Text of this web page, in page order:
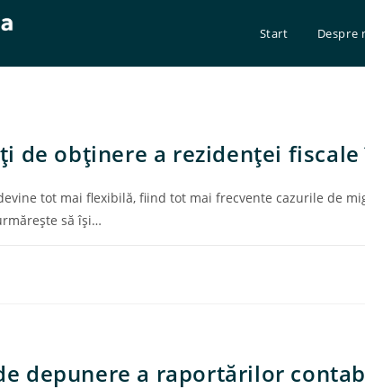
Start Despre
de obţinere a rezidenţei fiscale
tot mai flexibilă, fiind tot mai frecvente cazurile de
să îşi…
depunere a raportărilor